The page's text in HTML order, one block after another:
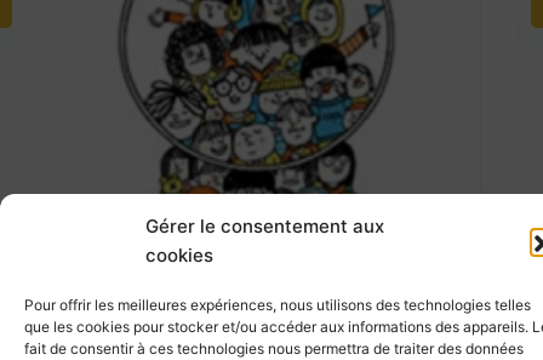
Gérer le consentement aux
cookies
Pour offrir les meilleures expériences, nous utilisons des technologies telles
que les cookies pour stocker et/ou accéder aux informations des appareils.
fait de consentir à ces technologies nous permettra de traiter des données